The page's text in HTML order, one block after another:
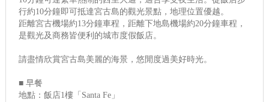
行約10分鐘即可抵達宮古島的觀光景點，地理位置優越。
距離宮古機場約13分鐘車程，距離下地島機場約20分鐘車程，
是觀光及商務皆便利的城市度假飯店。
請盡情欣賞宮古島美麗的海景，悠閒度過美好時光。
■ 早餐
地點：飯店1樓「Santa Fe」